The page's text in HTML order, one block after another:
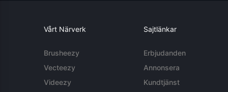
Vårt Närverk
Brusheezy
Vecteezy
Videezy
Sajtlänkar
Erbjudanden
Annonsera
Kundtjänst